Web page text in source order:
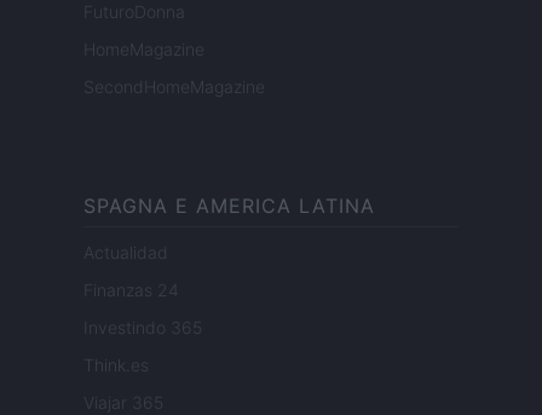
FuturoDonna
HomeMagazine
SecondHomeMagazine
SPAGNA E AMERICA LATINA
Actualidad
Finanzas 24
Investindo 365
Think.es
Viajar 365